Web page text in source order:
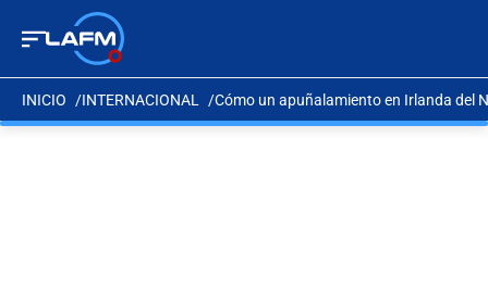
INICIO INTERNACIONAL Cómo un apuñalamiento en Irlanda del